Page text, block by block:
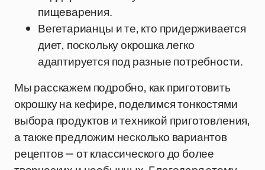
пищеварения.
Вегетарианцы и те, кто придерживается
диет, поскольку окрошка легко
адаптируется под разные потребности.
Мы расскажем подробно, как приготовить
окрошку на кефире, поделимся тонкостями
выбора продуктов и техникой приготовления,
а также предложим несколько вариантов
рецептов — от классического до более